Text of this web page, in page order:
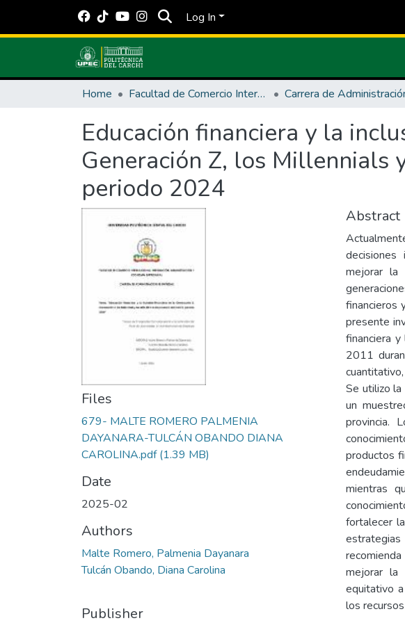
Log In
Home Facultad de Comercio Internacional, Integración, Administración y Economía Empresarial
Educación financiera y la
Generación Z, los Millennials
periodo 2024
Files
679- MALTE ROMERO PALMENIA
DAYANARA-TULCÁN OBANDO DIANA
CAROLINA.pdf(1.39 MB)
Date
2025-02
Authors
Malte Romero, Palmenia Dayanara
Tulcán Obando, Diana Carolina
Publisher
Abstract
mejorar la
financieros
presente
financiera
2011
Se utilizo
un
provincia.
productos
mientras
fortalecer
mejorar la
equitativo
los